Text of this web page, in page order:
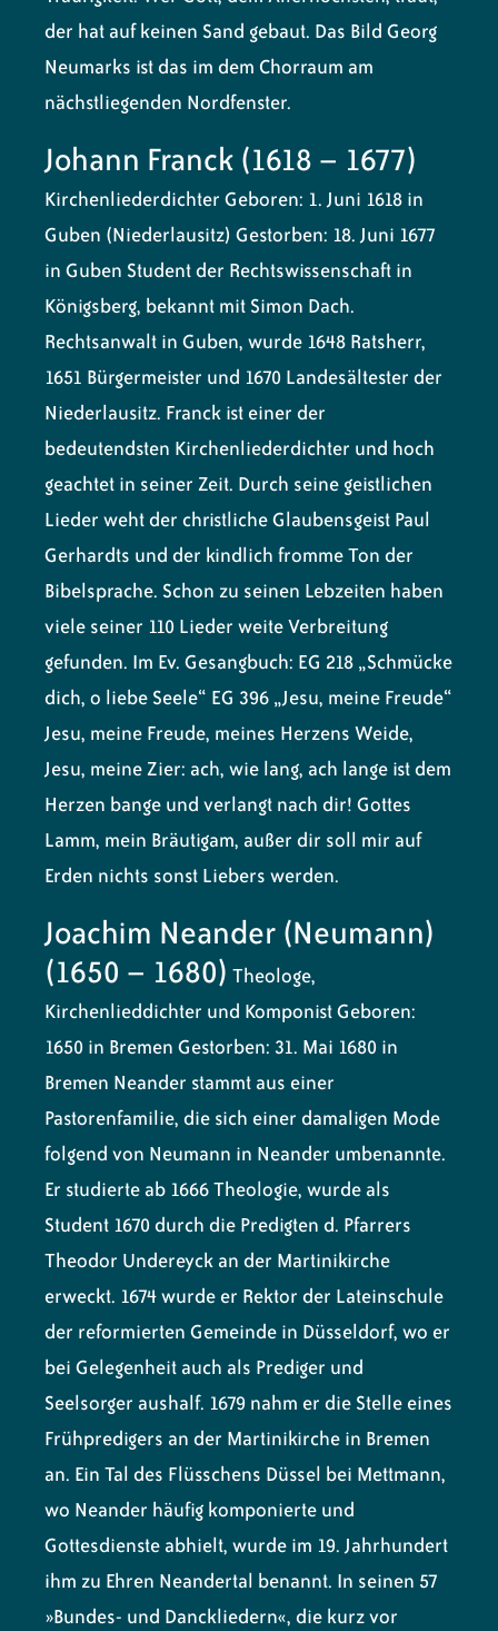
der hat auf keinen Sand gebaut. Das Bild Georg
Neumarks ist das im dem Chorraum am
nächstliegenden Nordfenster.
Johann Franck (1618 – 1677)
Kirchenliederdichter Geboren: 1. Juni 1618 in
Guben (Niederlausitz) Gestorben: 18. Juni 1677
in Guben Student der Rechtswissenschaft in
Königsberg, bekannt mit Simon Dach.
Rechtsanwalt in Guben, wurde 1648 Ratsherr,
1651 Bürgermeister und 1670 Landesältester der
Niederlausitz. Franck ist einer der
bedeutendsten Kirchenliederdichter und hoch
geachtet in seiner Zeit. Durch seine geistlichen
Lieder weht der christliche Glaubensgeist Paul
Gerhardts und der kindlich fromme Ton der
Bibelsprache. Schon zu seinen Lebzeiten haben
viele seiner 110 Lieder weite Verbreitung
gefunden. Im Ev. Gesangbuch: EG 218 „Schmücke
dich, o liebe Seele“ EG 396 „Jesu, meine Freude“
Jesu, meine Freude, meines Herzens Weide,
Jesu, meine Zier: ach, wie lang, ach lange ist dem
Herzen bange und verlangt nach dir! Gottes
Lamm, mein Bräutigam, außer dir soll mir auf
Erden nichts sonst Liebers werden.
Joachim Neander (Neumann)
(1650 – 1680) Theologe,
Kirchenlieddichter und KomponistGeboren:
1650 in Bremen Gestorben: 31. Mai 1680 in
Bremen Neander stammt aus einer
Pastorenfamilie, die sich einer damaligen Mode
folgend von Neumann in Neander umbenannte.
Er studierte ab 1666 Theologie, wurde als
Student 1670 durch die Predigten d. Pfarrers
Theodor Undereyck an der Martinikirche
erweckt. 1674 wurde er Rektor der Lateinschule
der reformierten Gemeinde in Düsseldorf, wo er
bei Gelegenheit auch als Prediger und
Seelsorger aushalf. 1679 nahm er die Stelle eines
Frühpredigers an der Martinikirche in Bremen
an. Ein Tal des Flüsschens Düssel bei Mettmann,
wo Neander häufig komponierte und
Gottesdienste abhielt, wurde im 19. Jahrhundert
ihm zu Ehren Neandertal benannt. In seinen 57
»Bundes- und Danckliedern«, die kurz vor